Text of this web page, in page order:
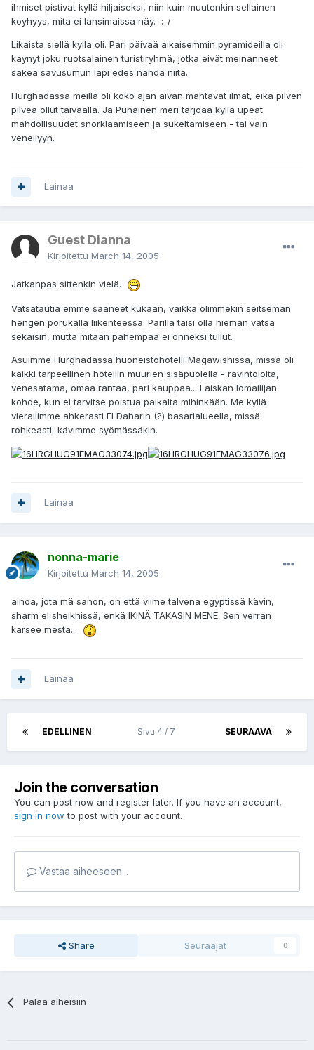
ihmiset pistivät kyllä hiljaiseksi, niin kuin muutenkin sellainen
köyhyys, mitä ei länsimaissa näy. :-/
Likaista siellä kyllä oli. Pari päivää aikaisemmin pyramideilla oli
käynyt joku ruotsalainen turistiryhmä, jotka eivät meinanneet
sakea savusumun läpi edes nähdä niitä.
Hurghadassa meillä oli koko ajan aivan mahtavat ilmat, eikä pilven
pilveä ollut taivaalla. Ja Punainen meri tarjoaa kyllä upeat
mahdollisuudet snorklaamiseen ja sukeltamiseen - tai vain
veneilyyn.
Lainaa
Guest Dianna
Kirjoitettu March 14, 2005
Jatkanpas sittenkin vielä.
Vatsatautia emme saaneet kukaan, vaikka olimmekin seitsemän
hengen porukalla liikenteessä. Parilla taisi olla hieman vatsa
sekaisin, mutta mitään pahempaa ei onneksi tullut.
Asuimme Hurghadassa huoneistohotelli Magawishissa, missä oli
kaikki tarpeellinen hotellin muurien sisäpuolella - ravintoloita,
venesatama, omaa rantaa, pari kauppaa... Laiskan lomailijan
kohde, kun ei tarvitse poistua paikalta mihinkään. Me kyllä
vierailimme ahkerasti El Daharin (?) basarialueella, missä
rohkeasti kävimme syömässäkin.
Lainaa
nonna-marie
Kirjoitettu March 14, 2005
ainoa, jota mä sanon, on että viime talvena egyptissä kävin,
sharm el sheikhissä, enkä IKINÄ TAKASIN MENE. Sen verran
karsee mesta...
Lainaa
EDELLINEN SEURAAVA
Sivu 4 / 7
Join the conversation
You can post now and register later. If you have an account,
sign in now to post with your account.
Vastaa aiheeseen...
Share Seuraajat 0
Palaa aiheisiin